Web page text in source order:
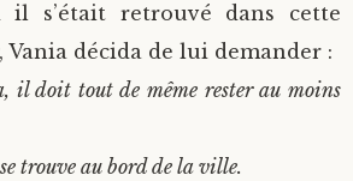
il s’était retrouvé dans cette
décida de lui demander :
il doit tout de même rester au moins
trouve au bord de la ville.